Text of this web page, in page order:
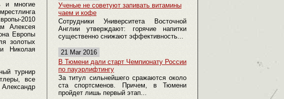
и многие
2010
Алексея
Европы
золотых
Николая
турнир
все
Ученые не советуют запивать витамины
чаем и кофе
Сотрудники Университета Восточной
Англии утверждают: горячие напитки
существенно снижают эффективность...
21 Mar 2016
В Тюмени дали старт Чемпионату России
по пауэрлифтингу
За титул сильнейшего сражаются около
ста спортсменов. Причем, в Тюмени
пройдет лишь первый этап...